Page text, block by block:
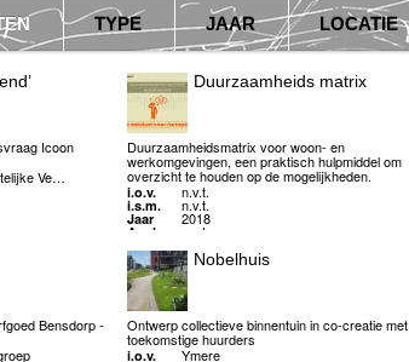
TYPE JAAR LOCATIE
Icoon
Ve…
Duurzaamheids matrix
Duurzaamheidsmatrix voor woon- en
werkomgevingen, een praktisch hulpmiddel om
overzicht te houden op de mogelijkheden.
i.o.v. n.v.t.
i.s.m. n.v.t.
Jaar 2018
Aanleg n.v.t
Bensdorp -
Nobelhuis
Ontwerp collectieve binnentuin in co-creatie met
toekomstige huurders
i.o.v. Ymere